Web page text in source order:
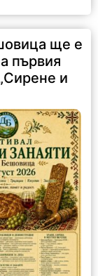
ще е
първия
и